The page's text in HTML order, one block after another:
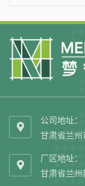

公司地址：
甘肃省兰

厂区地址：
甘肃省兰州